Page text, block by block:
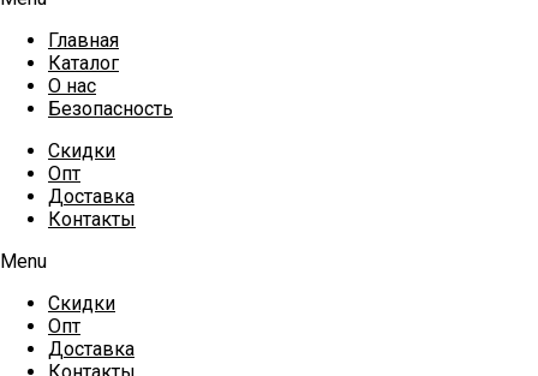
Главная
Каталог
О нас
Безопасность
Скидки
Опт
Доставка
Контакты
Menu
Скидки
Опт
Доставка